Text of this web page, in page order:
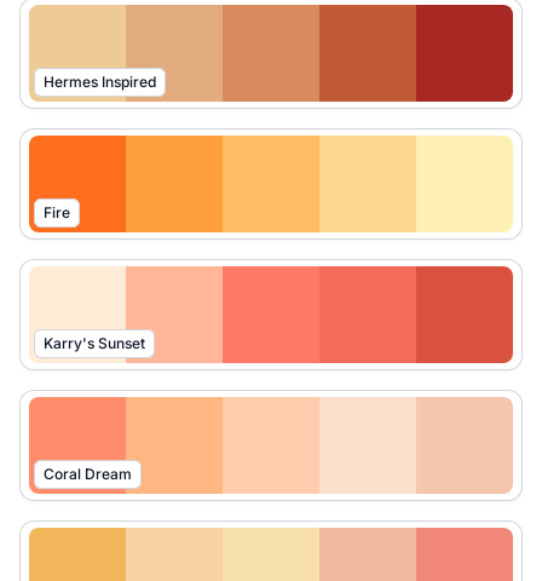
Hermes Inspired
Fire
Karry's Sunset
Coral Dream